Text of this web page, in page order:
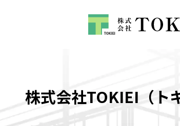
株式会社TOKIEI（ト